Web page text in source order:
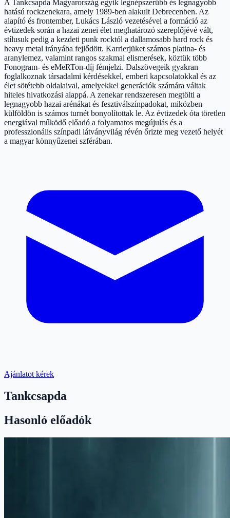
A Tankcsapda Magyarország egyik legnépszerűbb és legnagyobb
hatású rockzenekara, amely 1989-ben alakult Debrecenben. Az
alapító és frontember, Lukács László vezetésével a formáció az
évtizedek során a hazai zenei élet meghatározó szereplőjévé vált,
stílusuk pedig a kezdeti punk rocktól a dallamosabb hard rock és
heavy metal irányába fejlődött. Karrierjüket számos platina- és
aranylemez, valamint rangos szakmai elismerések, köztük több
Fonogram- és eMeRTon-díj fémjelzi. Dalszövegeik gyakran
foglalkoznak társadalmi kérdésekkel, emberi kapcsolatokkal és az
élet sötétebb oldalaival, amelyekkel generációk számára váltak
hiteles hivatkozási alappá. A zenekar rendszeresen megtölti a
legnagyobb hazai arénákat és fesztiválszínpadokat, miközben
külföldön is számos turnét bonyolítottak le. Az évtizedek óta töretlen
energiával működő előadó a folyamatos megújulás és a
professzionális színpadi látványvilág révén őrizte meg vezető helyét
a magyar könnyűzenei szférában.
Ajánlatot kérek
Tankcsapda
Hasonló előadók